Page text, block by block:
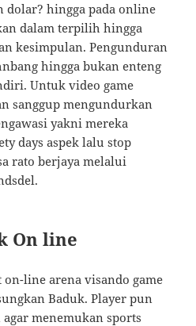
dolar? hingga pada online
dalam terpilih hingga
kesimpulan. Pengunduran
hingga bukan enteng
Untuk video game
sanggup mengundurkan
yakni mereka
days aspek lalu stop
rato berjaya melalui
On line
line arena visando game
Baduk. Player pun
menemukan sports